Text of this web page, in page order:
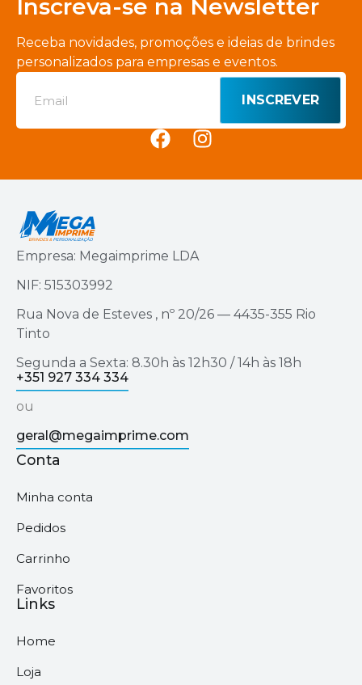
Inscreva-se na Newsletter
Receba novidades, promoções e ideias de brindes
personalizados para empresas e eventos.
INSCREVER
Empresa: Megaimprime LDA
NIF: 515303992
Rua Nova de Esteves , nº 20/26 — 4435-355 Rio
Tinto
Segunda a Sexta: 8.30h às 12h30 / 14h às 18h
+351 927 334 334
ou
geral@megaimprime.com
Conta
Minha conta
Pedidos
Carrinho
Favoritos
Links
Home
Loja